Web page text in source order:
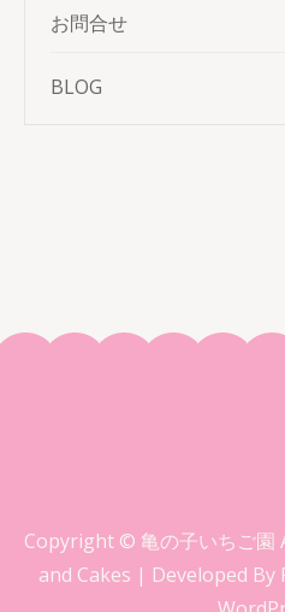
お問合せ
BLOG
Copyright © 亀の子いちご園
and Cakes | Developed By